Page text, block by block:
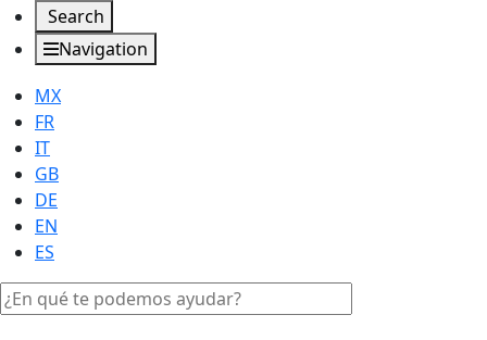
Search
Navigation
MX
FR
IT
GB
DE
EN
ES